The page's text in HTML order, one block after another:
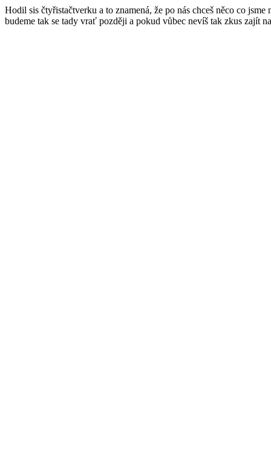
Hodil sis čtyřistačtverku a to znamená, že po nás chceš něco co
budeme tak se tady vrať později a pokud vůbec nevíš tak zkus zajít